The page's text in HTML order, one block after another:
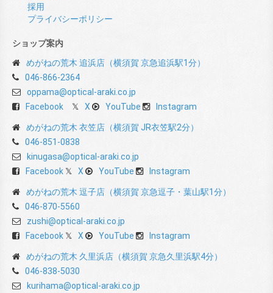
採用
プライバシーポリシー
ショップ案内
めがねの荒木 追浜店（横須賀 京急追浜駅1分）
046-866-2364
oppama@optical-araki.co.jp
Facebook
X YouTube Instagram
めがねの荒木 衣笠店（横須賀 JR衣笠駅2分）
046-851-0838
kinugasa@optical-araki.co.jp
Facebook
X YouTube Instagram
めがねの荒木 逗子店（横須賀 京急逗子・葉山駅1分）
046-870-5560
zushi@optical-araki.co.jp
Facebook
X YouTube Instagram
めがねの荒木 久里浜店（横須賀 京急久里浜駅4分）
046-838-5030
kurihama@optical-araki.co.jp